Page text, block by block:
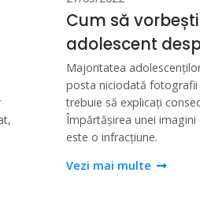
Cum să
adolescent
Majoritatea
posta niciodată fotografii
trebuie să explicați
Împărtășirea unei
este o infracțiune.
Vezi mai multe